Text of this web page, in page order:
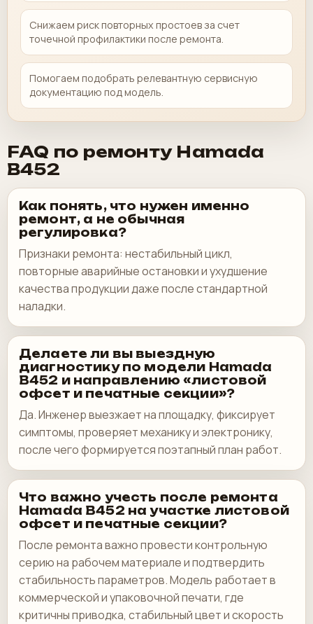
Снижаем риск повторных простоев за счет
точечной профилактики после ремонта.
Помогаем подобрать релевантную сервисную
документацию под модель.
FAQ по ремонту Hamada
B452
Как понять, что нужен именно
ремонт, а не обычная
регулировка?
Признаки ремонта: нестабильный цикл,
повторные аварийные остановки и ухудшение
качества продукции даже после стандартной
наладки.
Делаете ли вы выездную
диагностику по модели Hamada
B452 и направлению «листовой
офсет и печатные секции»?
Да. Инженер выезжает на площадку, фиксирует
симптомы, проверяет механику и электронику,
после чего формируется поэтапный план работ.
Что важно учесть после ремонта
Hamada B452 на участке листовой
офсет и печатные секции?
После ремонта важно провести контрольную
серию на рабочем материале и подтвердить
стабильность параметров. Модель работает в
коммерческой и упаковочной печати, где
критичны приводка, стабильный цвет и скорость